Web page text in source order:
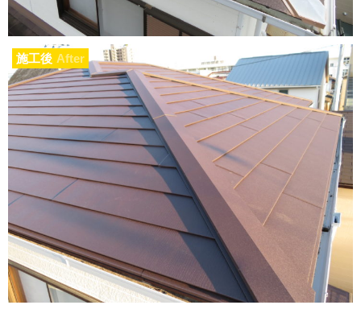
施工後 After